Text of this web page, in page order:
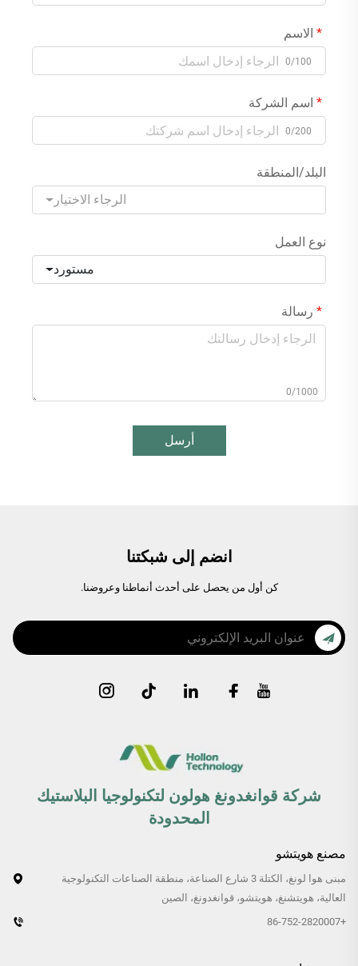
الاسم
0/100
اسم الشركة
0/200
البلد/المنطقة
الرجاء الاختيار
نوع العمل
مستورد
رسالة
0/1000
أرسل
انضم إلى شبكتنا
كن أول من يحصل على أحدث أنماطنا وعروضنا.
شركة قوانغدونغ هولون لتكنولوجيا البلاستيك
المحدودة
مصنع هويتشو
مبنى هوا لونغ، الكتلة 3 شارع الصناعة، منطقة الصناعات التكنولوجية
العالية، هويتشنغ، هويتشو، قوانغدونغ، الصين
+86-752-2820007